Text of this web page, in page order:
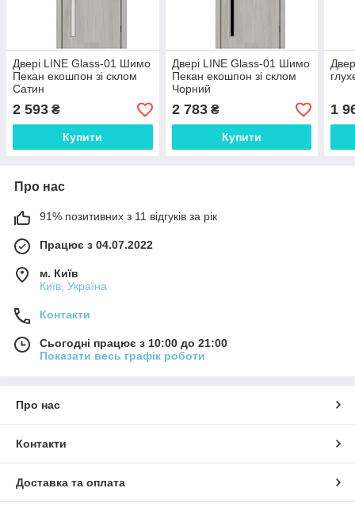
Двері LINE Glass-01 Шимо
Пекан екошпон зі склом
Сатин
2 593 ₴
Купити
Двері LINE Glass-01 Шимо
Пекан екошпон зі склом
Чорний
2 783₴
Купити
1
Про нас
91% позитивних з 11 відгуків за рік
Працює з 04.07.2022
м. Київ
Київ, Україна
Контакти
Сьогодні працює з 10:00 до 21:00
Показати весь графік роботи
Про нас
Контакти
Доставка та оплата